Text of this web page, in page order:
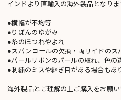
インドより直輸入の海外製品となりま
●横幅が不均等
●りぼんのゆがみ
●糸のほつれやよれ
●スパンコールの欠損・両サイドのス
●パールリボンのパールの取れ、色の
●刺繍のミスや継ぎ目がある場合もあ
海外製品とご理解の上ご購入をお願い